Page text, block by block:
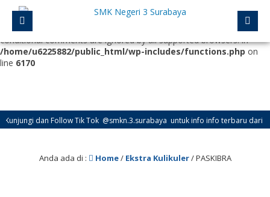
Deprecated
: Function WP_Dependencies->add_data() was called
with an argument that is
conditional comments are ignored by all supported browsers. in
/home/u6225882/public_html/wp-includes/functions.php on
line 6170
dan Follow Tik Tok @smkn.3.surabaya untuk info info terbaru dari SMK
Anda ada di : Home/ Ekstra Kulikuler/PASKIBRA